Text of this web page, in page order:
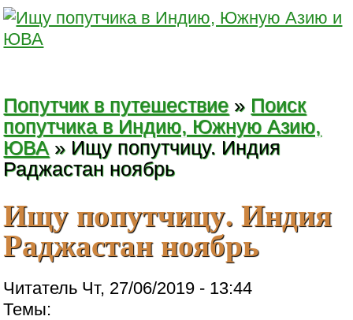
Попутчик в путешествие » Поиск
попутчика в Индию, Южную Азию,
ЮВА » Ищу попутчицу. Индия
Раджастан ноябрь
Ищу попутчицу. Индия
Раджастан ноябрь
Читатель Чт, 27/06/2019 - 13:44
Темы: